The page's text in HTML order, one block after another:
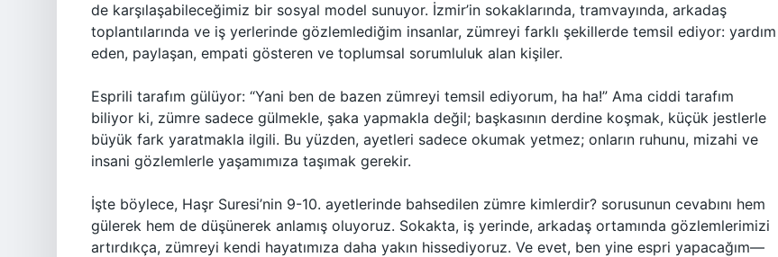
de karşılaşabileceğimiz bir sosyal model sunuyor. İzmir’in sokaklarında, tramvayında, arkadaş
toplantılarında ve iş yerlerinde gözlemlediğim insanlar, zümreyi farklı şekillerde temsil ediyor: yardım
eden, paylaşan, empati gösteren ve toplumsal sorumluluk alan kişiler.
Esprili tarafım gülüyor: “Yani ben de bazen zümreyi temsil ediyorum, ha ha!” Ama ciddi tarafım
biliyor ki, zümre sadece gülmekle, şaka yapmakla değil; başkasının derdine koşmak, küçük jestlerle
büyük fark yaratmakla ilgili. Bu yüzden, ayetleri sadece okumak yetmez; onların ruhunu, mizahi ve
insani gözlemlerle yaşamımıza taşımak gerekir.
İşte böylece, Haşr Suresi’nin 9-10. ayetlerinde bahsedilen zümre kimlerdir? sorusunun cevabını hem
gülerek hem de düşünerek anlamış oluyoruz. Sokakta, iş yerinde, arkadaş ortamında gözlemlerimizi
artırdıkça, zümreyi kendi hayatımıza daha yakın hissediyoruz. Ve evet, ben yine espri yapacağım—